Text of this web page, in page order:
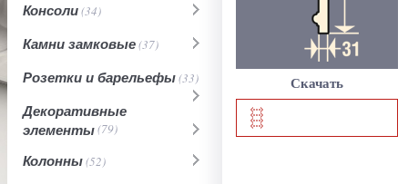
Консоли(34)
Камни замковые(37)
Розетки и барельефы(33)
Декоративные
элементы(79)
Колонны(52)
Скачать